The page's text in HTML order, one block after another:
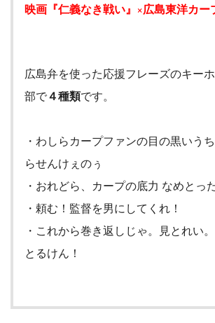
映画『仁義なき戦い』 ×広島東洋カー
広島弁を使った応援フレーズのキー
部で４種類です。
・わしらカープファンの目の黒いう
らせんけぇのぅ
・おれどら、カープの底力 なめとっ
・頼む！監督を男にしてくれ！
・これから巻き返しじゃ。見とれい
とるけん！